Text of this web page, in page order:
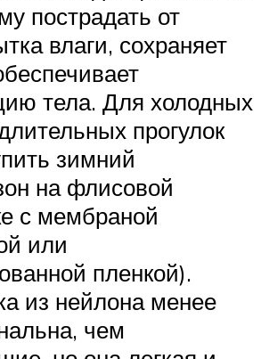
пострадать от
влаги, сохраняет
тела. Для холодных
прогулок
зимний
на флисовой
с мембраной
или
пленкой).
из нейлона менее
чем